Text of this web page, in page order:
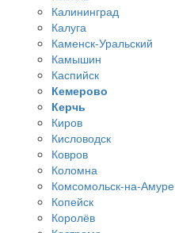
Калининград
Калуга
Каменск-Уральский
Камышин
Каспийск
Кемерово
Керчь
Киров
Кисловодск
Ковров
Коломна
Комсомольск-на-Амуре
Копейск
Королёв